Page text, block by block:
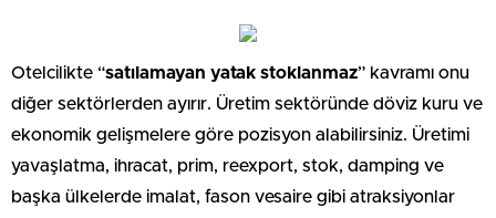
Otelcilikte “satılamayan yatak stoklanmaz” kavramı onu
diğer sektörlerden ayırır. Üretim sektöründe döviz kuru ve
ekonomik gelişmelere göre pozisyon alabilirsiniz. Üretimi
yavaşlatma, ihracat, prim, reexport, stok, damping ve
başka ülkelerde imalat, fason vesaire gibi atraksiyonlar